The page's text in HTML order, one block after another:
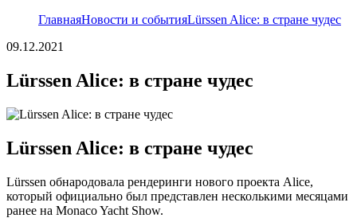
ГлавнаяНовости и событияLürssen Alice: в стране чудес
09.12.2021
Lürssen Alice: в стране чудес
Lürssen Alice: в стране чудес
Lürssen обнародовала рендеринги нового проекта Alice,
который официально был представлен несколькими месяцами
ранее на Monaco Yacht Show.